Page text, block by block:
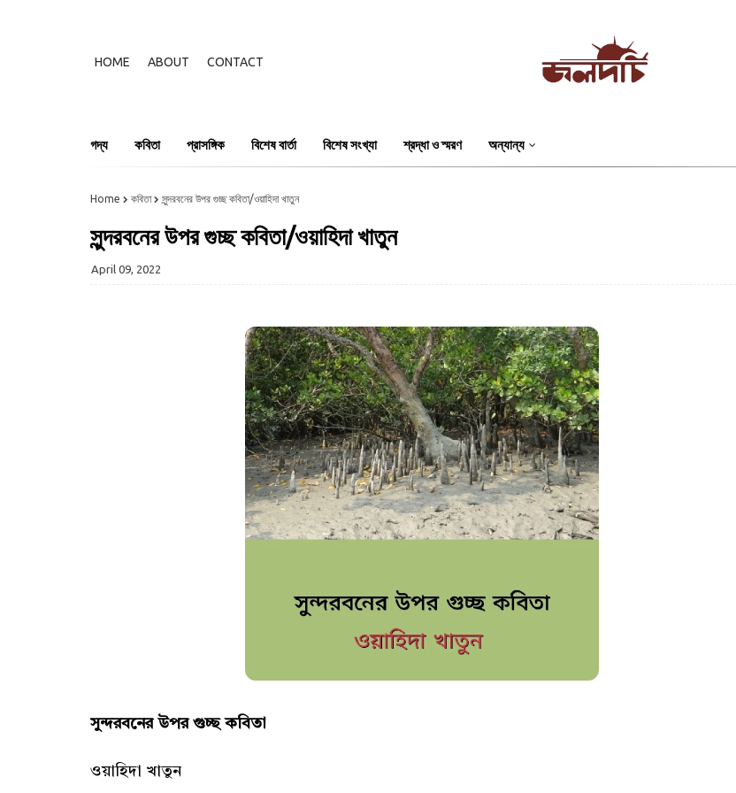
HOME ABOUT CONTACT
গদ্য কবিতা প্রাসঙ্গিক বিশেষ বার্তা বিশেষ সংখ্যা শ্রদ্ধা ও স্মরণ অন্যান্য
Home কবিতা সুন্দরবনের উপর গুচ্ছ কবিতা/ওয়াহিদা খাতুন
সুন্দরবনের উপর গুচ্ছ কবিতা/ওয়াহিদা খাতুন
April 09, 2022
সুন্দরবনের উপর গুচ্ছ কবিতা
ওয়াহিদা খাতুন